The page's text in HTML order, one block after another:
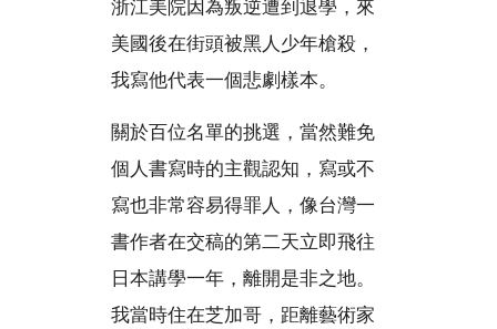
美國後在街頭被黑人少年槍殺，
我寫他代表一個悲劇樣本。
關於百位名單的挑選，當然難免
個人書寫時的主觀認知，寫或不
寫也非常容易得罪人，像台灣一
書作者在交稿的第二天立即飛往
日本講學一年，離開是非之地。
我當時住在芝加哥，距離藝術家